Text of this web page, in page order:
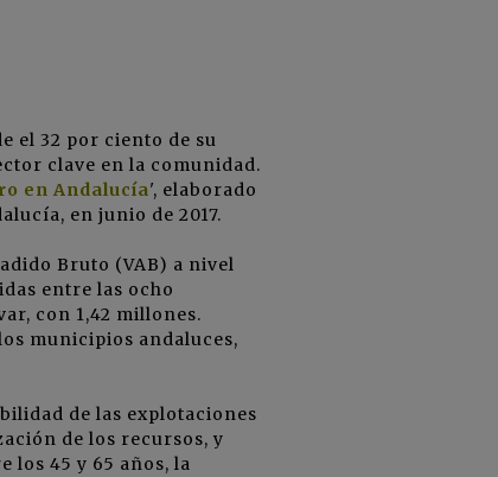
el 32 por ciento de su
clave en la comunidad.
en Andalucía', elaborado
, en junio de 2017.
Bruto (VAB) a nivel
entre las ocho
con 1,42 millones.
municipios andaluces,
de las explotaciones
de los recursos, y
los 45 y 65 años, la